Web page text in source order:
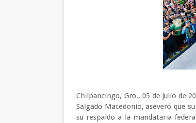
Chilpancingo, Gro., 05 de julio de
Salgado Macedonio, aseveró que
su respaldo a la mandataria